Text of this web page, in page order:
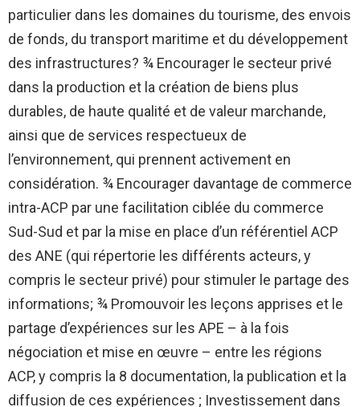
particulier dans les domaines du tourisme, des envois
de fonds, du transport maritime et du développement
des infrastructures? ¾ Encourager le secteur privé
dans la production et la création de biens plus
durables, de haute qualité et de valeur marchande,
ainsi que de services respectueux de
l’environnement, qui prennent activement en
considération. ¾ Encourager davantage de commerce
intra-ACP par une facilitation ciblée du commerce
Sud-Sud et par la mise en place d’un référentiel ACP
des ANE (qui répertorie les différents acteurs, y
compris le secteur privé) pour stimuler le partage des
informations; ¾ Promouvoir les leçons apprises et le
partage d’expériences sur les APE – à la fois
négociation et mise en œuvre – entre les régions
ACP, y compris la 8 documentation, la publication et la
diffusion de ces expériences ; Investissement dans